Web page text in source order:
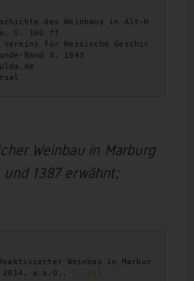
des Weinbaus in Alt-H
S. 160 ff
für Hessische Geschic
Band 3, 1843
Weinbau in Marburg
und 1387 erwähnt;
Weinbau in Marbur
2014, a.a.O., S. 255